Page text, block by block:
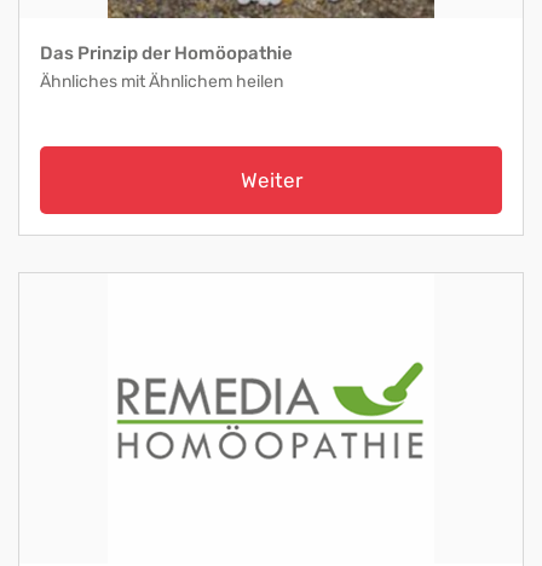
Das Prinzip der Homöopathie
Ähnliches mit Ähnlichem heilen
Weiter